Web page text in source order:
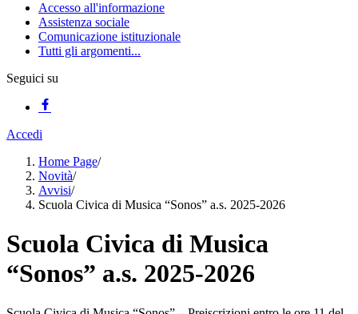
Accesso all'informazione
Assistenza sociale
Comunicazione istituzionale
Tutti gli argomenti...
Seguici su
Accedi
Home Page/
Novità/
Avvisi/
Scuola Civica di Musica “Sonos” a.s. 2025-2026
Scuola Civica di Musica
“Sonos” a.s. 2025-2026